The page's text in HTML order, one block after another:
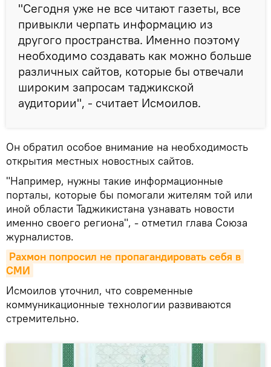
"Сегодня уже не все читают газеты, все
привыкли черпать информацию из
другого пространства. Именно поэтому
необходимо создавать как можно больше
различных сайтов, которые бы отвечали
широким запросам таджикской
аудитории", - считает Исмоилов.
Он обратил особое внимание на необходимость
открытия местных новостных сайтов.
"Например, нужны такие информационные
порталы, которые бы помогали жителям той или
иной области Таджикистана узнавать новости
именно своего региона", - отметил глава Союза
журналистов.
Рахмон попросил не пропагандировать себя в
СМИ
Исмоилов уточнил, что современные
коммуникационные технологии развиваются
стремительно.